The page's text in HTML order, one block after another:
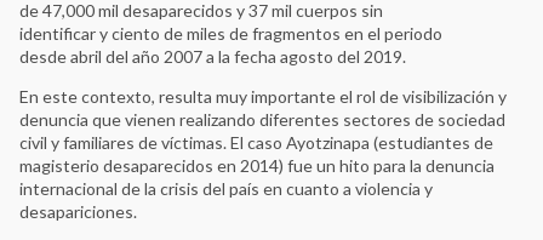
de 47,000 mil desaparecidos y 37 mil cuerpos sin
identificar y ciento de miles de fragmentos en el periodo
desde abril del año 2007 a la fecha agosto del 2019.
En este contexto, resulta muy importante el rol de visibilización y
denuncia que vienen realizando diferentes sectores de sociedad
civil y familiares de víctimas. El caso Ayotzinapa (estudiantes de
magisterio desaparecidos en 2014) fue un hito para la denuncia
internacional de la crisis del país en cuanto a violencia y
desapariciones.